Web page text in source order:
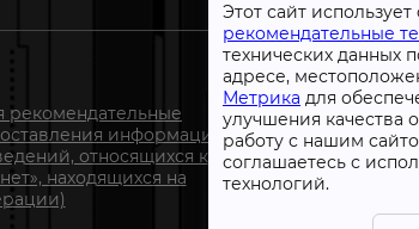
Этот сайт
рекомендательные
технических данных
адресе,
Метрика для
улучшения качества
работу с нашим
соглашаетесь с
технологий.
информации
относящихся к
находящихся на
СтройлоН 1998-
Публичная оферта
Обработка
Политика